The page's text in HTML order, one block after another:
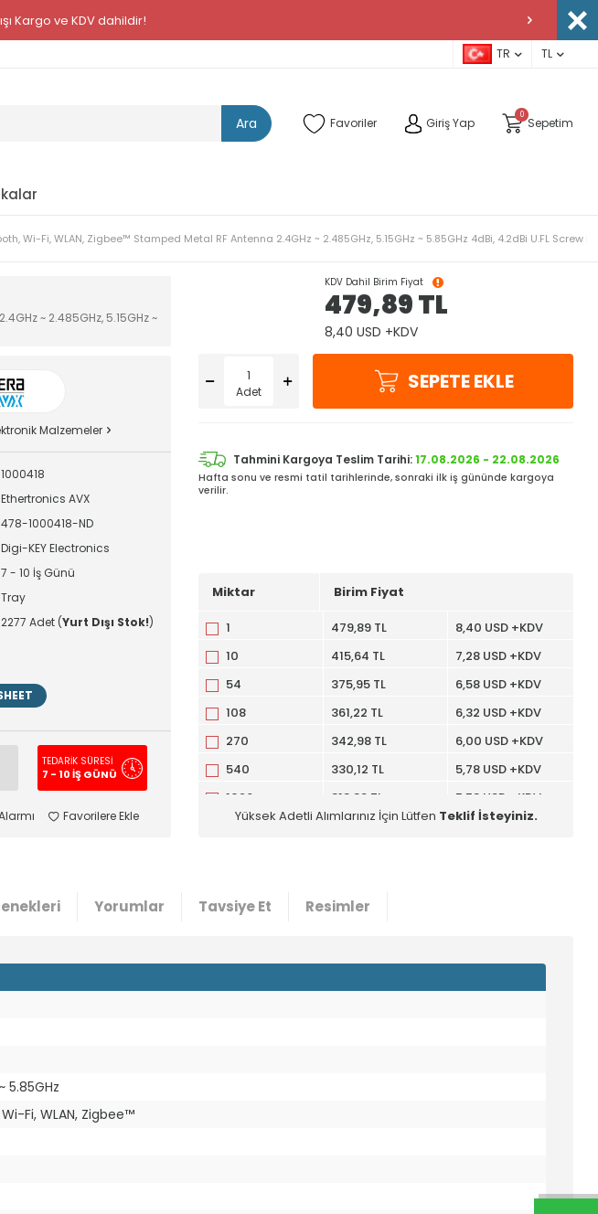
Kargo ve KDV dahildir!
TR TL
Ara Favoriler Giriş Yap
0
Sepetim
Wi-Fi, WLAN, Zigbee™ Stamped Metal RF Antenna 2.4GHz ~ 2.485GHz, 5.15GHz ~ 5.85GHz 4dBi, 4.2dBi U.FL Screw
~ 2.485GHz, 5.15GHz ~
Malzemeler
1000418
Ethertronics AVX
478-1000418-ND
Digi-KEY Electronics
7 - 10 İş Günü
Tray
2277 Adet (Yurt Dışı Stok!)
TEDARİK SÜRESİ
7 - 10 İŞ GÜNÜ
Favorilere Ekle
KDV Dahil Birim Fiyat
479,89TL
8,40 USD +KDV
Adet SEPETE EKLE
Tahmini Kargoya Teslim Tarihi:17.08.2026 - 22.08.2026
Hafta sonu ve resmi tatil tarihlerinde, sonraki ilk iş gününde kargoya
verilir.
Miktar Birim Fiyat
1 479,89 TL
8,40 USD +KDV
10
415,64 TL
7,28 USD +KDV
54
375,95 TL
6,58 USD +KDV
108
361,22 TL
6,32 USD +KDV
270
342,98 TL
6,00 USD +KDV
540
330,12 TL
5,78 USD +KDV
1026
318,89 TL
5,58 USD +KDV
Yüksek Adetli Alımlarınız İçin Lütfen Teklif İsteyiniz.
Yorumlar Tavsiye Et Resimler
5.85GHz
Fi, WLAN, Zigbee™